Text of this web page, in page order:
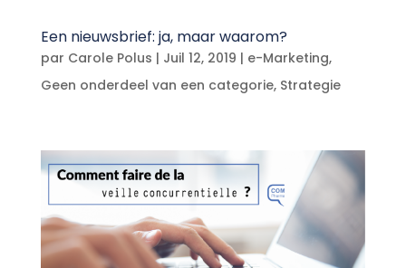
Een nieuwsbrief: ja, maar waarom?
par Carole Polus | Juil 12, 2019 | e-Marketing,
Geen onderdeel van een categorie, Strategie